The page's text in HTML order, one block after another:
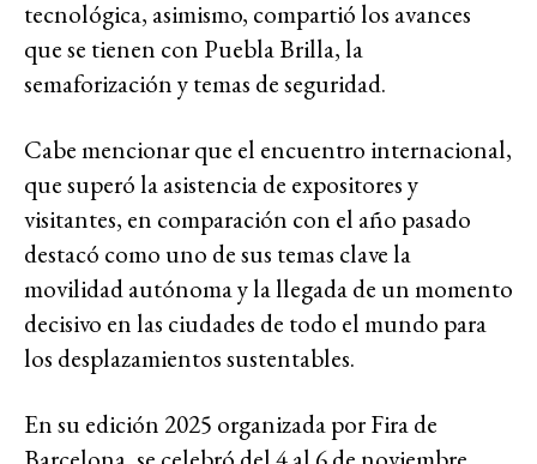
tecnológica, asimismo, compartió los avances
que se tienen con Puebla Brilla, la
semaforización y temas de seguridad.
Cabe mencionar que el encuentro internacional,
que superó la asistencia de expositores y
visitantes, en comparación con el año pasado
destacó como uno de sus temas clave la
movilidad autónoma y la llegada de un momento
decisivo en las ciudades de todo el mundo para
los desplazamientos sustentables.
En su edición 2025 organizada por Fira de